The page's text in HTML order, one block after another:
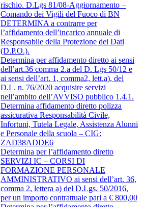
rischio. D.Lgs 81/08-Aggiornamento –
Comando dei Vigili del Fuoco di BN
DETERMINA a contrarre per
l’affidamento dell’incarico annuale di
Responsabile della Protezione dei Dati
(D.P.O.).
Determina per affidamento diretto ai sensi
dell’art.36 comma 2.a del D. Lgs 50/12 e
ai sensi dell’art. 1, comma2, lett.a), del
D.L. n. 76/2020 acquisire servizi
nell’ambito dell’AVVISO pubblico 1.4.1.
Determina affidamento diretto polizza
assicurativa Responsabilità Civile,
Infortuni, Tutela Legale, Assistenza Alunni
e Personale della scuola – CIG:
ZAD38ADDE6
Determina per l’affidamento diretto
SERVIZI IC – CORSI DI
FORMAZIONE PERSONALE
AMMINISTRATIVO ai sensi dell’art. 36,
comma 2, lettera a) del D.Lgs. 50/2016,
per un importo contrattuale pari a € 800,00